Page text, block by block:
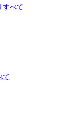
すべて
て